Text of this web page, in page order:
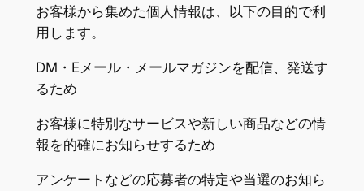
お客様から集めた個人情報は、以下の目的で利
用します。
DM・Eメール・メールマガジンを配信、発送す
るため
お客様に特別なサービスや新しい商品などの情
報を的確にお知らせするため
アンケートなどの応募者の特定や当選のお知ら